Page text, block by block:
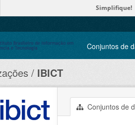
Simplifique!
Conjuntos de
IBICT
Conjuntos de